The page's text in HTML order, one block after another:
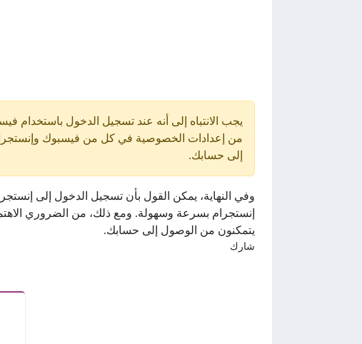
يجب الانتباه إلى أنه عند تسجيل الدخول
من إعدادات الخصوصية في كل من فيسبوك
إلى حسابك.
وفي النهاية، يمكن القول بأن تسجيل الدخول إلى
إنستجرام بسرعة وسهولة. ومع ذلك، من الضروري
يتمكنون من الوصول إلى حسابك.
شارك